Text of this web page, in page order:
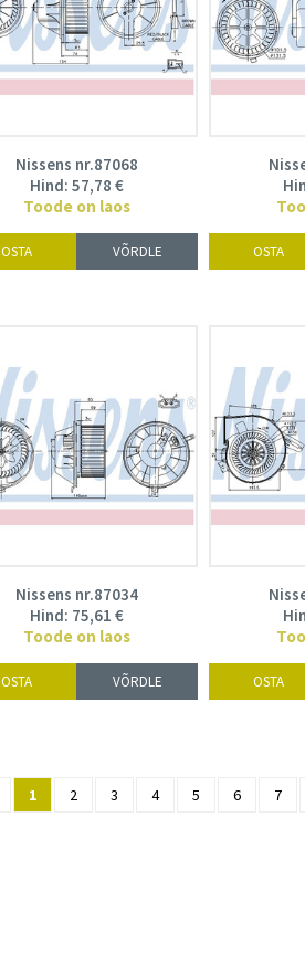
Nissens nr.87068
Hind: 57,78 €
Toode on laos
OSTA VÕRDLE OSTA
Nissens nr.87034
Hind: 75,61 €
Toode on laos
OSTA VÕRDLE OSTA
1 2 3 4 5 6 7